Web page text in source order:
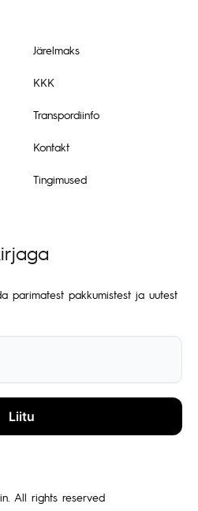
Järelmaks
KKK
Transpordiinfo
Kontakt
Tingimused
parimatest pakkumistest ja uutest
All rights reserved